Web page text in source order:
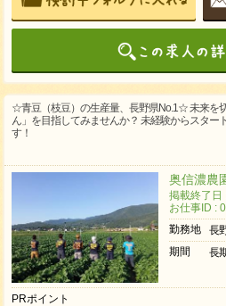
☆青豆（枝豆）の生産量、長野県No.1☆ 未来を
ん」を目指してみませんか？ 未経験からスター
す！
奥信濃農
掲載終了日
お仕事ID :
勤務地
長
期間
長
PRポイント